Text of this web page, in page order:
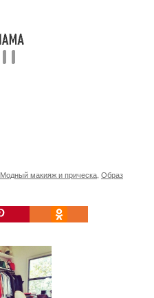
Модный макияж и прическа Образ